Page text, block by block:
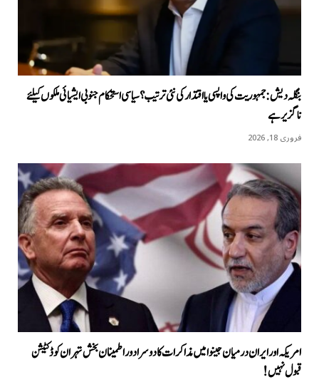
بنگلہ دیش: جمہوریت کی واپسی یا اقتدار کی نئی ترتیب؟ سیاسی استحکام جنوبی ایشیائی ملکوں کیلئے
ناگزیر ہے
فروری 18, 2026
امریکہ اور ایران درمیان جینوا میں مذاکرات کا دوسرا دور اطمینان بخش تہران کو ڈکٹیشن
قبول نہیں!